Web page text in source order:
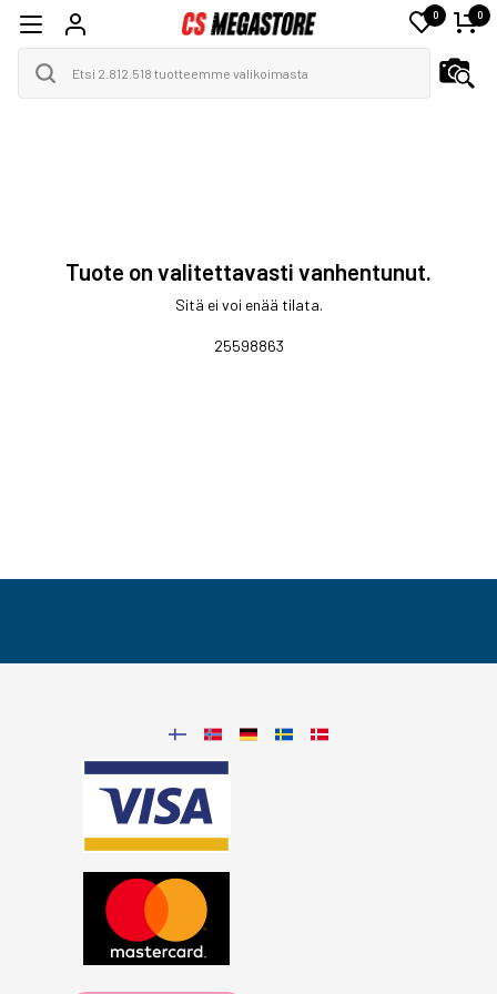
0 0
Tuote on valitettavasti vanhentunut.
Sitä ei voi enää tilata.
25598863